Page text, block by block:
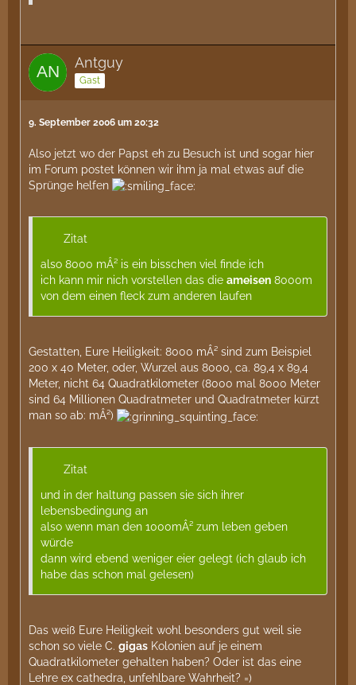
Antguy
Gast
9. September 2006 um 20:32
Also jetzt wo der Papst eh zu Besuch ist und sogar hier
im Forum postet können wir ihm ja mal etwas auf die
Sprünge helfen
Zitat
also 8000 mÂ² is ein bisschen viel finde ich
ich kann mir nich vorstellen das die ameisen 8000m
von dem einen fleck zum anderen laufen
Gestatten, Eure Heiligkeit: 8000 mÂ² sind zum Beispiel
200 x 40 Meter, oder, Wurzel aus 8000, ca. 89,4 x 89,4
Meter, nicht 64 Quadratkilometer (8000 mal 8000 Meter
sind 64 Millionen Quadratmeter und Quadratmeter kürzt
man so ab: mÂ²)
Zitat
und in der haltung passen sie sich ihrer
lebensbedingung an
also wenn man den 1000mÂ² zum leben geben
würde
dann wird ebend weniger eier gelegt (ich glaub ich
habe das schon mal gelesen)
Das weiß Eure Heiligkeit wohl besonders gut weil sie
schon so viele C. gigas Kolonien auf je einem
Quadratkilometer gehalten haben? Oder ist das eine
Lehre ex cathedra, unfehlbare Wahrheit? =)